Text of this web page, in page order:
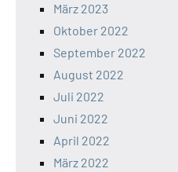
März 2023
Oktober 2022
September 2022
August 2022
Juli 2022
Juni 2022
April 2022
März 2022